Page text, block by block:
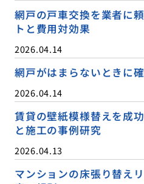
網戸の戸車交換を業者に
トと費用対効果
2026.04.14
網戸がはまらないときに
2026.04.14
賃貸の壁紙模様替えを成
と施工の事例研究
2026.04.13
マンションの床張り替え